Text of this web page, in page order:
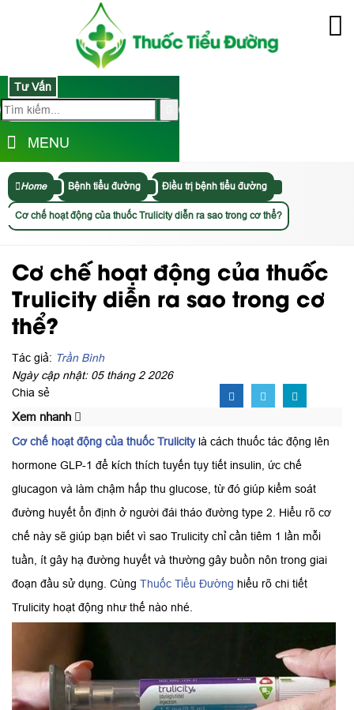
Tư Vấn
MENU
Home Bệnh tiểu đường Điều trị bệnh tiểu đường
Cơ chế hoạt động của thuốc Trulicity diễn ra sao trong cơ thể?
Cơ chế hoạt động của thuốc
Trulicity diễn ra sao trong cơ
thể?
Tác giả: Trần Bình
Ngày cập nhật: 05 tháng 2 2026
Chia sẻ
Xem nhanh
Cơ chế hoạt động của thuốc Trulicitylà cách thuốc tác động lên
hormone GLP-1 để kích thích tuyến tụy tiết insulin, ức chế
glucagon và làm chậm hấp thu glucose, từ đó giúp kiểm soát
đường huyết ổn định ở người đái tháo đường type 2. Hiểu rõ cơ
chế này sẽ giúp bạn biết vì sao Trulicity chỉ cần tiêm 1 lần mỗi
tuần, ít gây hạ đường huyết và thường gây buồn nôn trong giai
đoạn đầu sử dụng. Cùng Thuốc Tiểu Đường hiểu rõ chi tiết
Trulicity hoạt động như thế nào nhé.